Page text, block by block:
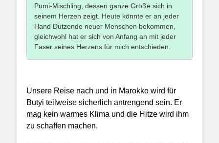
Pumi-Mischling, dessen ganze Größe sich in
seinem Herzen zeigt. Heute könnte er an jeder
Hand Dutzende neuer Menschen bekommen,
gleichwohl hat er sich von Anfang an mit jeder
Faser seines Herzens für mich entschieden.
Unsere Reise nach und in Marokko wird für
Butyi teilweise sicherlich antrengend sein. Er
mag kein warmes Klima und die Hitze wird ihm
zu schaffen machen.